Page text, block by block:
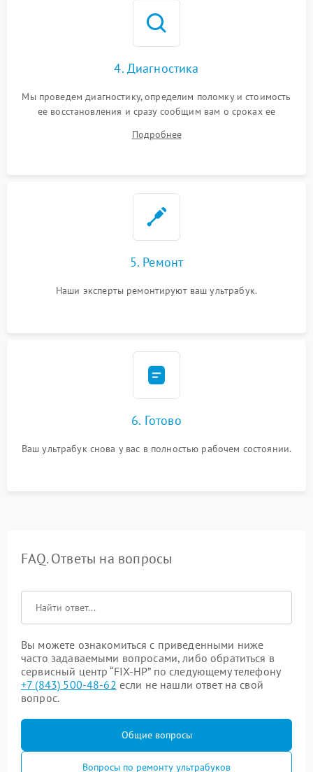
4. Диагностика
Мы проведем диагностику, определим поломку и стоимость
ее восстановления и сразу сообщим вам о сроках ее
Подробнее
5. Ремонт
Наши эксперты ремонтируют ваш ультрабук.
6. Готово
Ваш ультрабук снова у вас в полностью рабочем состоянии.
FAQ. Ответы на вопросы
Вы можете ознакомиться с приведенными ниже
часто задаваемыми вопросами, либо обратиться в
сервисный центр “FIX-HP” по следующему телефону
+7 (843) 500-48-62 если не нашли ответ на свой
вопрос.
Общие вопросы
Вопросы по ремонту ультрабуков